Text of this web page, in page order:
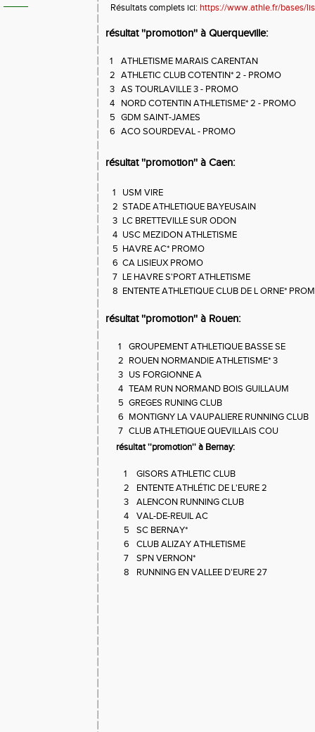
Résultats complets ici: https://www.athle.fr/bases/
résultat ''promotion'' à Querqueville:
1
ATHLETISME MARAIS CARENTAN
2 ATHLETIC CLUB COTENTIN* 2 - PROMO
3 AS TOURLAVILLE 3 - PROMO
4
NORD COTENTIN ATHLETISME* 2 - PROMO
5 GDM SAINT-JAMES
6 ACO SOURDEVAL - PROMO
résultat ''promotion'' à Caen:
1
USM VIRE
2 STADE ATHLETIQUE BAYEUSAIN
3 LC BRETTEVILLE SUR ODON
4 USC MEZIDON ATHLETISME
5 HAVRE AC* PROMO
6 CA LISIEUX PROMO
7 LE HAVRE S'PORT ATHLETISME
8 ENTENTE ATHLETIQUE CLUB DE L ORNE*
résultat ''promotion'' à Rouen:
1
GROUPEMENT ATHLETIQUE BASSE SE
2 ROUEN NORMANDIE ATHLETISME* 3
3 US FORGIONNE A
4 TEAM RUN NORMAND BOIS GUILLAUM
5 GREGES RUNING CLUB
6 MONTIGNY LA VAUPALIERE RUNNING CLUB
7 CLUB ATHLETIQUE QUEVILLAIS COU
résultat ''promotion'' à Bernay:
1
GISORS ATHLETIC CLUB
2
ENTENTE ATHLÉTIC DE L'EURE 2
3
ALENCON RUNNING CLUB
4
VAL-DE-REUIL AC
5
SC BERNAY*
6
CLUB ALIZAY ATHLETISME
7
SPN VERNON*
8
RUNNING EN VALLEE D'EURE 27